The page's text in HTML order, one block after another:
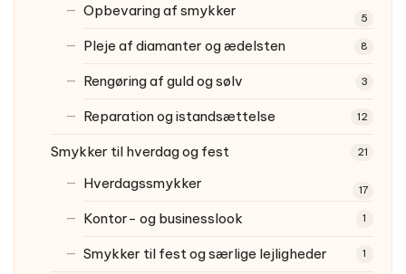
Opbevaring af smykker 5
Pleje af diamanter og ædelsten 8
Rengøring af guld og sølv 3
Reparation og istandsættelse 12
Smykker til hverdag og fest 21
Hverdagssmykker 17
Kontor- og businesslook 1
Smykker til fest og særlige lejligheder 1